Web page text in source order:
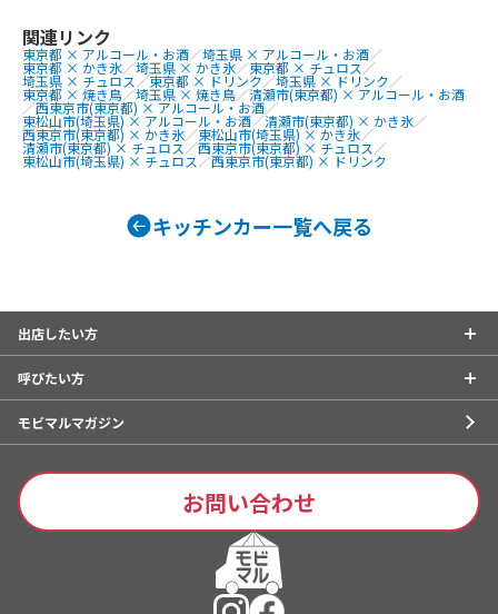
美人カステラ
0個、チュロ
ーク焼きそば
関連リンク
東京都 × アルコール・お酒／埼玉県 × アルコール・お酒／
東京都 × かき氷／埼玉県 × かき氷／東京都 × チュロス／
埼玉県 × チュロス ／東京都 × ドリンク／埼玉県 × ドリンク／
東京都 × 焼き鳥／埼玉県 × 焼き鳥／清瀬市(東京都) × アルコール・お酒
／西東京市(東京都) × アルコール・お酒／
東松山市(埼玉県) × アルコール・お酒／清瀬市(東京都) × かき氷／
西東京市(東京都) × かき氷／東松山市(埼玉県) × かき氷／
清瀬市(東京都) × チュロス／西東京市(東京都) × チュロス ／
東松山市(埼玉県) × チュロス／西東京市(東京都) × ドリンク
キッチンカー一覧へ戻る
出店したい方
呼びたい方
モビマルマガジン
お問い合わせ